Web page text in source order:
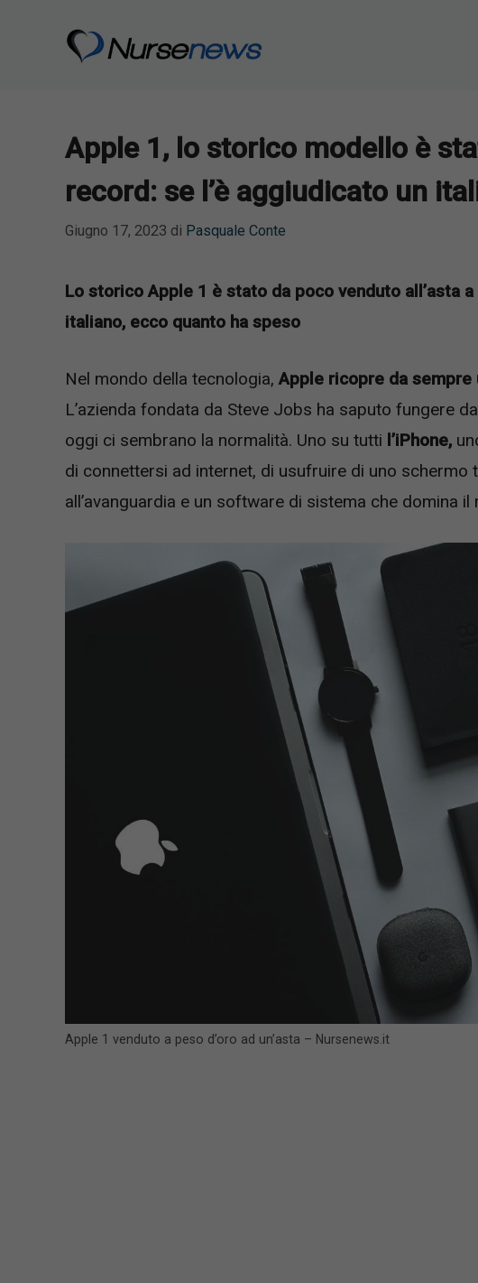
Apple 1, lo storico modello è
record: se l’è aggiudicato un
Giugno 17, 2023 di Pasquale Conte
Lo storico Apple 1 è stato da poco venduto all’asta
italiano, ecco quanto ha speso
Nel mondo della tecnologia, Apple ricopre da sempre
L’azienda fondata da Steve Jobs ha saputo fungere
oggi ci sembrano la normalità. Uno su tutti l’iPhone,
di connettersi ad internet, di usufruire di uno
all’avanguardia e un software di sistema che domina
Apple 1 venduto a peso d’oro ad un’asta – Nursenews.it